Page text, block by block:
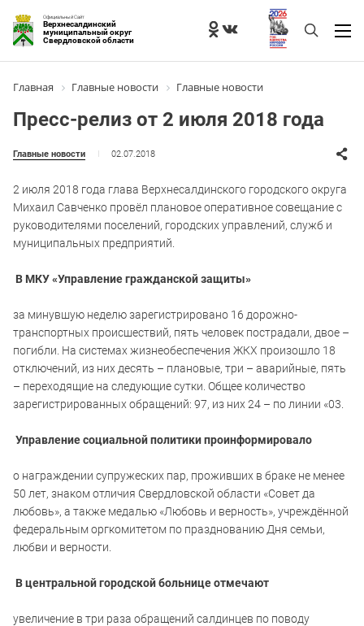
Официальный Сайт
Верхнесалдинский
муниципальный округ
Свердловской области
Главная Главные новости Главные новости
Пресс-релиз от 2 июля 2018 года
Главные новости 02.07.2018
2 июля 2018 года глава Верхнесалдинского городского округа
Михаил Савченко провёл плановое оперативное совещание с
руководителями поселений, городских управлений, служб и
муниципальных предприятий.
В МКУ «Управление гражданской защиты»
за минувшую неделю зарегистрировано 16 дорожно-
транспортных происшествий, пять человек пострадали, двое –
погибли. На системах жизнеобеспечения ЖКХ произошло 18
отключений, из них десять – плановые, три – аварийные, пять
– переходящие на следующие сутки. Общее количество
зарегистрированных обращений: 97, из них 24 – по линии «03.
Управление социальной политики проинформировало
о награждении супружеских пар, проживших в браке не менее
50 лет, знаком отличия Свердловской области «Совет да
любовь», а также медалью «Любовь и верность», учреждённой
федеральным оргкомитетом по празднованию Дня семьи,
любви и верности.
В центральной городской больнице отмечают
увеличение в три раза обращений салдинцев по поводу